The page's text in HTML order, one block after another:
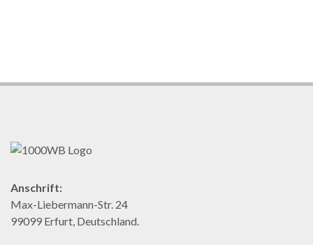
Anschrift:
Max-Liebermann-Str. 24
99099 Erfurt, Deutschland.